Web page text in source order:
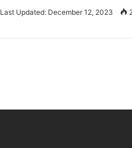
Last Updated: December 12, 2023